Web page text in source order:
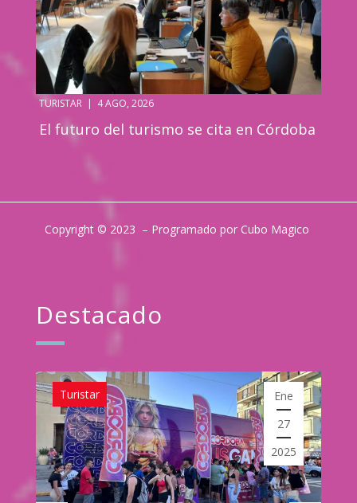
TURISTAR | 4 AGO, 2026
El futuro del turismo se cita en Córdoba
Copyright © 2023 – Programado por Cubo Magico
Destacado
Turistar
Ene
27
2025